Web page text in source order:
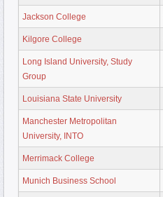
Jackson College
Kilgore College
Long Island University, Study
Group
Louisiana State University
Manchester Metropolitan
University, INTO
Merrimack College
Munich Business School